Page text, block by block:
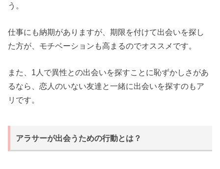
う。
仕事にも納期がありますが、期限を付けて出会いを探し
た方が、モチベーションも高まるのでオススメです。
また、1人で異性との出会いを探すことに恥ずかしさがあ
るなら、恋人のいない友達と一緒に出会いを探すのもア
リです。
アラサーが出会うための行動とは？